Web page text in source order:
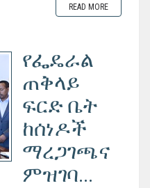
READ MORE
የፌዴራል
ጠቅላይ
ፍርድ ቤት
ከሰነዶች
ማረጋገጫና
ምዝገባ...